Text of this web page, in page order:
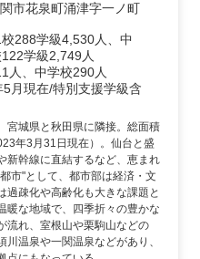
市花泉町涌津字一ノ町
288学級4,530人、中
学級2,749人
人、中学校290人
5月現在/特別支援学級含
宮城県と秋田県に隣接。総面積
年3月31日現在）。仙台と盛
新幹線に直結するなど、恵まれ
市"として、都市部は経済・文
過疎化や高齢化も大きな課題と
暖な地域で、四季折々の豊かな
流れ、室根山や栗駒山などの
温泉や一関温泉などがあり、